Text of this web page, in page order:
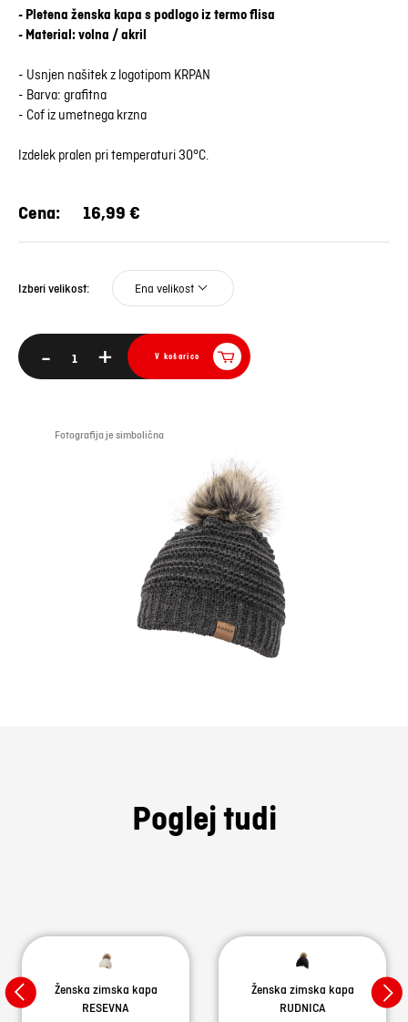
Fotografija je simbolična
- Pletena ženska kapa s podlogo iz termo flisa
- Material: volna / akril
- Usnjen našitek z logotipom KRPAN
- Barva: grafitna
- Cof iz umetnega krzna
Izdelek pralen pri temperaturi 30°C.
Cena: 16,99 €
Izberi velikost: Ena velikost
- + V košarico
Poglej tudi
Ženska zimska kapa
RESEVNA
Ženska zimska kapa
RUDNICA